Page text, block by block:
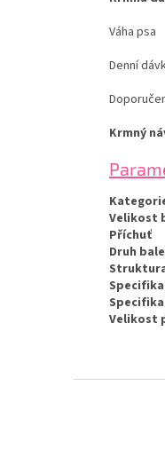
Váha psa
Denní
Krmný
Velikost
Příchuť
Druh
Velikost